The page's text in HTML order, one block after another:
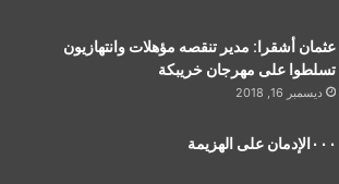
عثمان أشقرا: مدير تنقصه مؤهلات وانتهازيون
تسلطوا على مهرجان خريبكة
ديسمبر 16, 2018